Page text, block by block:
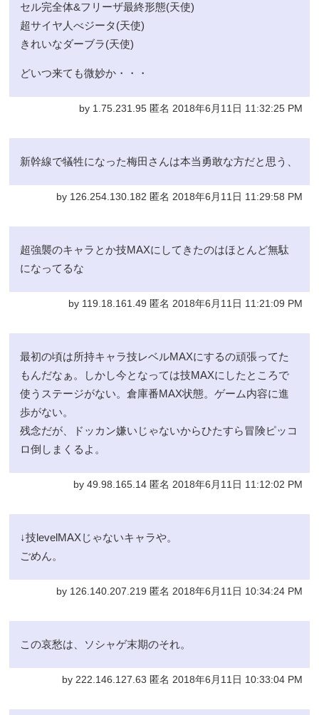
セル完全体&フリーザ最終形態(天使)
超サイヤ人べジータ(天使)
きれいなダーブラ(天使)
どいつ来ても微妙か・・・
by 1.75.231.95 匿名 2018年6月11日 11:32:25 PM
新幹線で犠牲になった梅田さんは本当勇敢な方だと思う、
by 126.254.130.182 匿名 2018年6月11日 11:29:58 PM
超強襲のキャラとか技MAXにしてきたのはほとんど無駄
になってるな
by 119.18.161.49 匿名 2018年6月11日 11:21:09 PM
最初の頃は所持キャラ技レベルMAXにするの頑張ってた
もんだなぁ。しかし今となっては技MAXにしたところで
使うステージがない。倉庫番MAX状態。ゲーム内容に進
歩がない。
残念だが、ドッカン嫌いじゃないからひたすら冒険ピッコ
ロ倒しまくるよ。
by 49.98.165.14 匿名 2018年6月11日 11:12:02 PM
↓技levelMAXじゃないキャラや。
ごめん。
by 126.140.207.219 匿名 2018年6月11日 10:34:24 PM
この哀愁は、ソシャゲ末期のそれ。
by 222.146.127.63 匿名 2018年6月11日 10:33:04 PM